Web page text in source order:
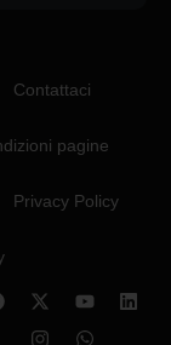
Contattaci
pagine
Privacy Policy